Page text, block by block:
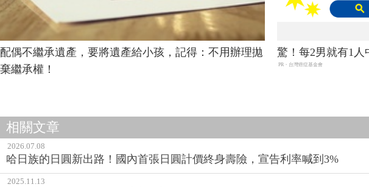
配偶不繼承遺產，要將遺產給小孩，記得：不用辦理拋
棄繼承權！
驚！每2男就有1人
PR・台灣癌症基金會
相關文章
2026.07.08
哈日族的日圓新出路！國內首張日圓計價終身壽險，宣告利率喊到3%
2025.11.13